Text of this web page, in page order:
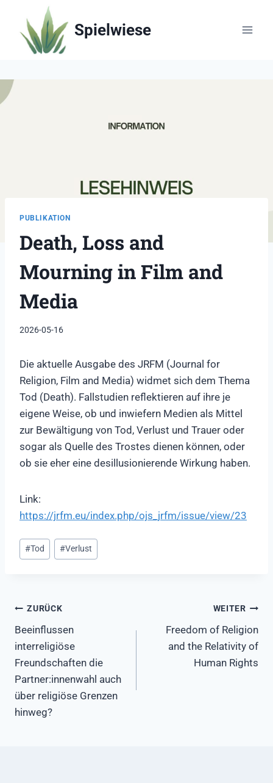
springen
Spielwiese
PUBLIKATION
Death, Loss and
Mourning in Film and
Media
2026-05-16
Die aktuelle Ausgabe des JRFM (Journal for
Religion, Film and Media) widmet sich dem Thema
Tod (Death). Fallstudien reflektieren auf ihre je
eigene Weise, ob und inwiefern Medien als Mittel
zur Bewältigung von Tod, Verlust und Trauer oder
sogar als Quelle des Trostes dienen können, oder
ob sie eher eine desillusionierende Wirkung haben.
Link:
https://jrfm.eu/index.php/ojs_jrfm/issue/view/23
Schlagworte:
#Tod #Verlust
Beitragsnavigation
ZURÜCK
Beeinflussen
interreligiöse
Freundschaften die
Partner:innenwahl auch
über religiöse Grenzen
hinweg?
WEITER
Freedom of Religion
and the Relativity of
Human Rights